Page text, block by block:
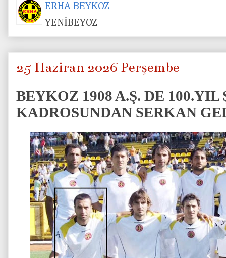
ERHA BEYKOZ
YENİBEYOZ
25 Haziran 2026 Perşembe
BEYKOZ 1908 A.Ş. DE
KADROSUNDAN SERKAN